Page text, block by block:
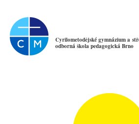
Cyrilometodějské gymnázium a
odborná škola pedagogická Brno